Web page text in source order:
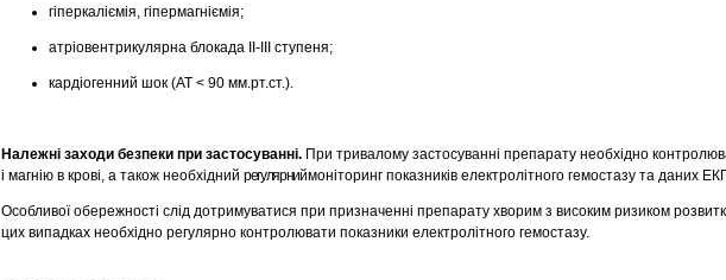
гіперкаліємія, гіпермагніємія;
атріовентрикулярна блокада ІІ-ІІІ ступеня;
кардіогенний шок (АТ < 90 мм.рт.ст.).
Належні заходи безпеки при застосуванні. При тривалому застосуванні препарату необхідно
і магнію в крові, а також необхідний регулярниймоніторинг показників електролітного гемостазу та даних
Особливої обережності слід дотримуватися при призначенні препарату хворим з високим ризиком розвитку
цих випадках необхідно регулярно контролювати показники електролітного гемостазу.